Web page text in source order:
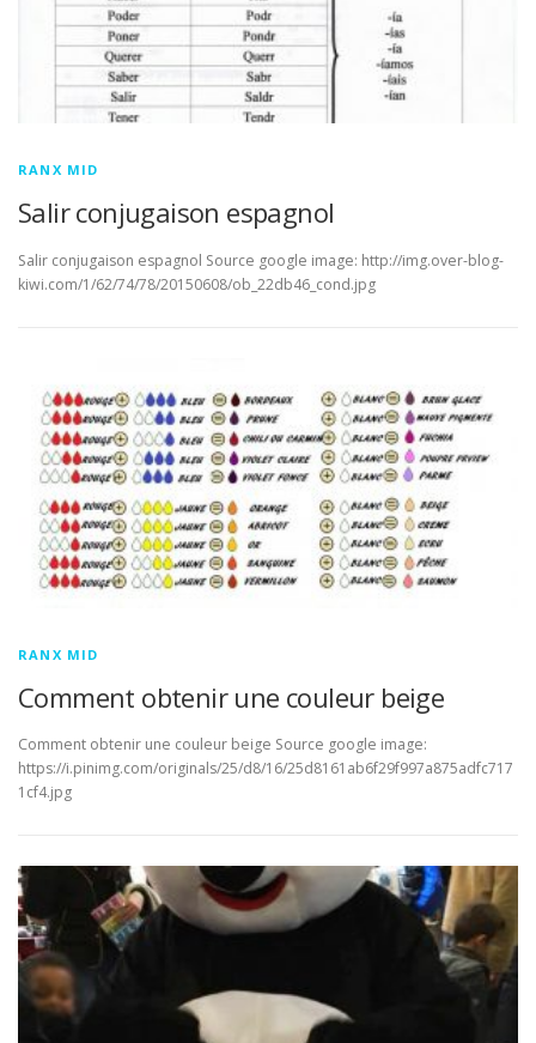
RANX MID
Salir conjugaison espagnol
Salir conjugaison espagnol Source google image: http://img.over-blog-
kiwi.com/1/62/74/78/20150608/ob_22db46_cond.jpg
RANX MID
Comment obtenir une couleur beige
Comment obtenir une couleur beige Source google image:
https://i.pinimg.com/originals/25/d8/16/25d8161ab6f29f997a875adfc717
1cf4.jpg